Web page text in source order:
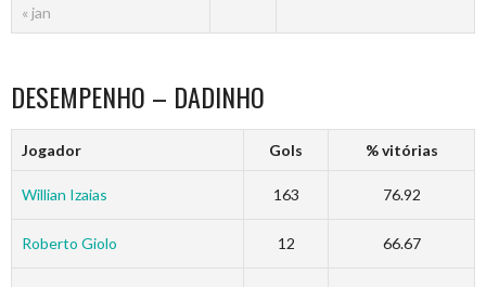
« jan
DESEMPENHO – DADINHO
Jogador Gols % vitórias
Willian Izaias 163 76.92
Roberto Giolo 12 66.67